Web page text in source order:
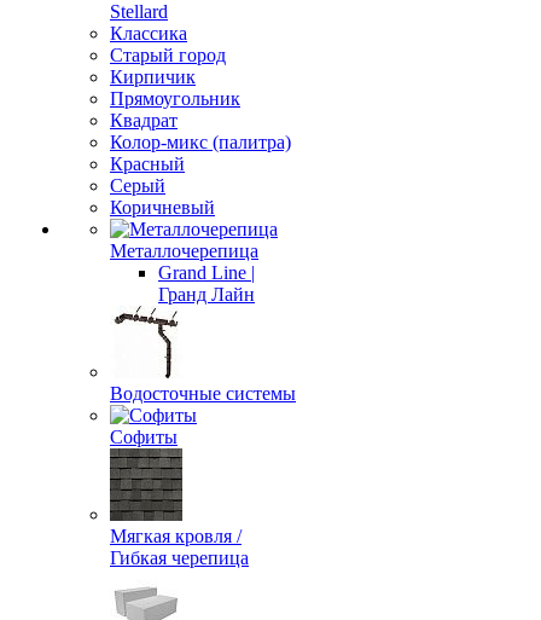
Stellard
Классика
Старый город
Кирпичик
Прямоугольник
Квадрат
Колор-микс (палитра)
Красный
Серый
Коричневый
Металлочерепица
Grand Line |
Гранд Лайн
Водосточные системы
Софиты
Мягкая кровля /
Гибкая черепица